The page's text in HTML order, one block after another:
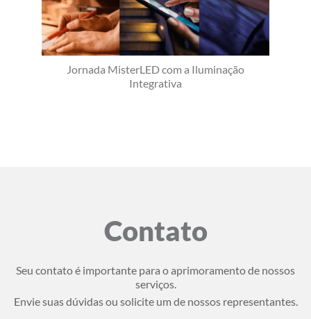
Jornada MisterLED com a Iluminação
Integrativa
Contato
Seu contato é importante para o aprimoramento de nossos
serviços.
Envie suas dúvidas ou solicite um de nossos representantes.